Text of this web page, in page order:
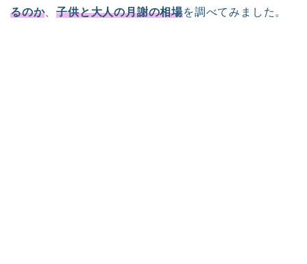
るのか、子供と大人の月謝の相場を調べてみました。